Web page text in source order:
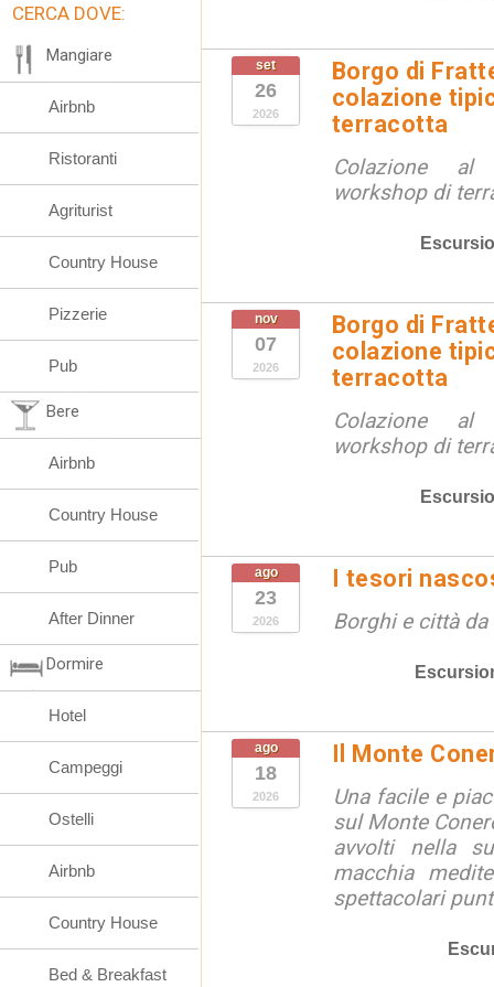
set
26
2026
Borgo di
colazione
terracotta
Colazione al
workshop di
nov
07
2026
Borgo di
colazione
terracotta
Colazione al
workshop di
ago
23
2026
I tesori
Borghi e città
ago
18
2026
Il Monte
Una facile e
sul Monte
avvolti nella
macchia
spettacolari
CERCA DOVE:
Mangiare
Airbnb
Ristoranti
Agriturist
Country House
Pizzerie
Pub
Bere
Airbnb
Country House
Pub
After Dinner
Dormire
Hotel
Campeggi
Ostelli
Airbnb
Country House
Bed & Breakfast